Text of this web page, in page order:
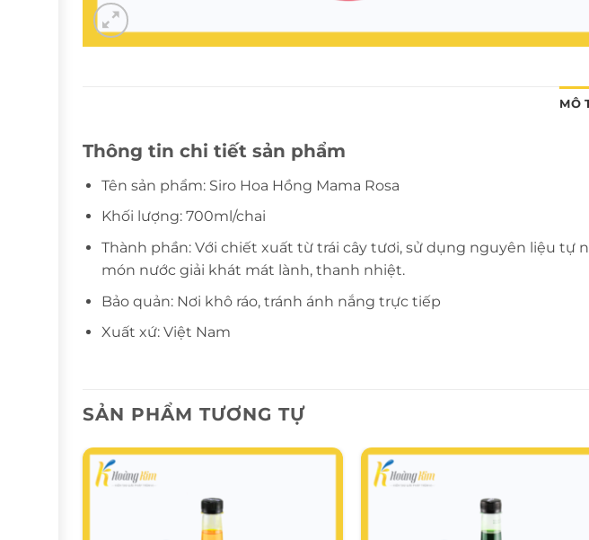
MÔ
Thông tin chi tiết sản phẩm
Tên sản phẩm: Siro Hoa Hồng Mama Rosa
Khối lượng: 700ml/chai
Thành phần: Với chiết xuất từ trái cây tươi, sử dụng nguyên liệu
món nước giải khát mát lành, thanh nhiệt.
Bảo quản: Nơi khô ráo, tránh ánh nắng trực tiếp
Xuất xứ: Việt Nam
SẢN PHẨM TƯƠNG TỰ